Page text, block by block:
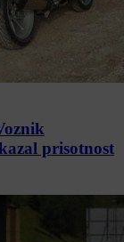
prisotnost